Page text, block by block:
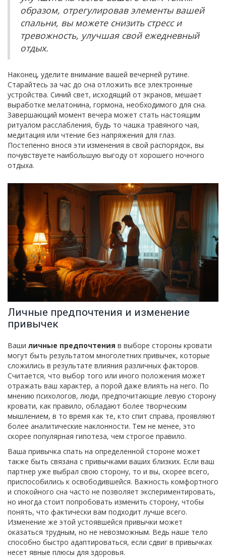
образом, отрегулировав элементы вашей
спальни, вы можете снизить стресс и
тревожность, улучшая свой ежедневный
отдых.
Наконец, уделите внимание вашей вечерней рутине.
Старайтесь за час до сна отложить все электронные
устройства. Синий свет, исходящий от экранов, мешает
выработке мелатонина, гормона, необходимого для сна.
Завершающий момент вечера может стать настоящим
ритуалом расслабления, будь то чашка травяного чая,
медитация или чтение без напряжения для глаз.
Постепенно внося эти изменения в свой распорядок, вы
почувствуете наибольшую выгоду от хорошего ночного
отдыха.
Личные предпочтения и изменение
привычек
Ваши личные предпочтения в выборе стороны кровати
могут быть результатом многолетних привычек, которые
сложились в результате влияния различных факторов.
Считается, что выбор того или иного положения может
отражать ваш характер, а порой даже влиять на него. По
мнению психологов, люди, предпочитающие левую сторону
кровати, как правило, обладают более творческим
мышлением, в то время как те, кто спит справа, проявляют
более аналитические наклонности. Тем не менее, это
скорее популярная гипотеза, чем строгое правило.
Ваша привычка спать на определенной стороне может
также быть связана с привычками ваших близких. Если ваш
партнер уже выбрал свою сторону, то и вы, скорее всего,
приспособились к освободившейся. Важность комфортного
и спокойного сна часто не позволяет экспериментировать,
но иногда стоит попробовать изменить сторону, чтобы
понять, что фактически вам подходит лучше всего.
Изменение же этой устоявшейся привычки может
оказаться трудным, но не невозможным. Ведь наше тело
способно быстро адаптироваться, если сдвиг в привычках
несет явные плюсы для здоровья.